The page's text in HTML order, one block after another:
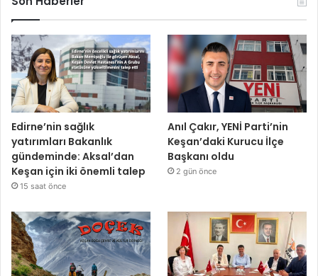
Edirne’nin sağlık
yatırımları Bakanlık
gündeminde: Aksal’dan
Keşan için iki önemli talep
15 saat önce
Anıl Çakır, YENİ Parti’nin
Keşan’daki Kurucu İlçe
Başkanı oldu
2 gün önce